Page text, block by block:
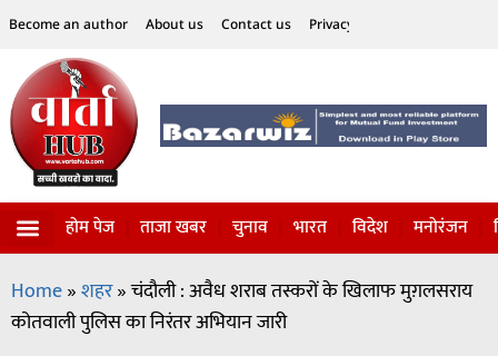
Become an author About us Contact us Privacy Policy
होम पेज ताजा खबर चुनाव भारत विदेश मनोरंजन
Home»शहर»चंदौली : अवैध शराब तस्करों के खिलाफ मुग़लसराय
कोतवाली पुलिस का निरंतर अभियान जारी